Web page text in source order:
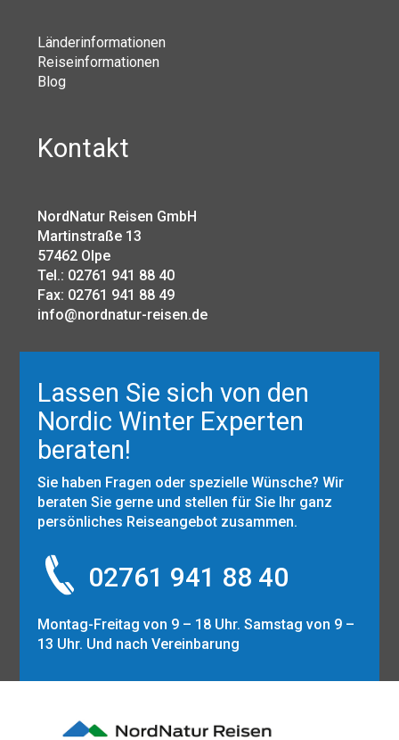
Länderinformationen
Reiseinformationen
Blog
Kontakt
NordNatur Reisen GmbH
Martinstraße 13
57462 Olpe
Tel.: 02761 941 88 40
Fax: 02761 941 88 49
info@nordnatur-reisen.de
Lassen Sie sich von den
Nordic Winter Experten
beraten!
Sie haben Fragen oder spezielle Wünsche? Wir
beraten Sie gerne und stellen für Sie Ihr ganz
persönliches Reiseangebot zusammen.
02761 941 88 40
Montag-Freitag von 9 – 18 Uhr. Samstag von 9 –
13 Uhr. Und nach Vereinbarung